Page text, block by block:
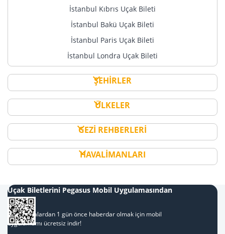
İstanbul Kıbrıs Uçak Bileti
İstanbul Bakü Uçak Bileti
İstanbul Paris Uçak Bileti
İstanbul Londra Uçak Bileti
ŞEHİRLER
ÜLKELER
GEZİ REHBERLERİ
HAVALİMANLARI
Uçak Biletlerini Pegasus Mobil Uygulamasından
Al
Kampanyalardan 1 gün önce haberdar olmak için mobil
uygulamamı ücretsiz indir!